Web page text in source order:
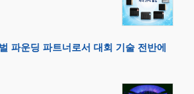
파운딩 파트너로서 대회 기술 전반에